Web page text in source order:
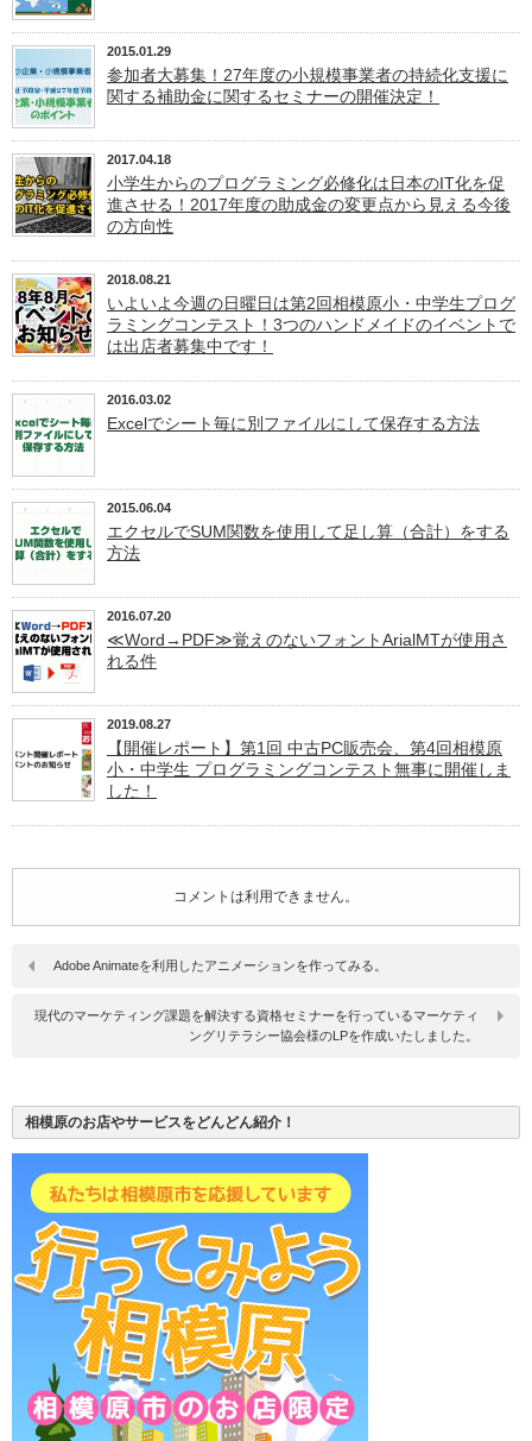
2015.01.29
参加者大募集！27年度の小規模事業者の持続化支援に
関する補助金に関するセミナーの開催決定！
2017.04.18
小学生からのプログラミング必修化は日本のIT化を促
進させる！2017年度の助成金の変更点から見える今後
の方向性
2018.08.21
いよいよ今週の日曜日は第2回相模原小・中学生プログ
ラミングコンテスト！3つのハンドメイドのイベントで
は出店者募集中です！
2016.03.02
Excelでシート毎に別ファイルにして保存する方法
2015.06.04
エクセルでSUM関数を使用して足し算（合計）をする
方法
2016.07.20
≪Word→PDF≫覚えのないフォントArialMTが使用さ
れる件
2019.08.27
【開催レポート】第1回 中古PC販売会、第4回相模原
小・中学生 プログラミングコンテスト無事に開催しま
した！
コメントは利用できません。
Adobe Animateを利用したアニメーションを作ってみる。
現代のマーケティング課題を解決する資格セミナーを行っているマーケティ
ングリテラシー協会様のLPを作成いたしました。
相模原のお店やサービスをどんどん紹介！